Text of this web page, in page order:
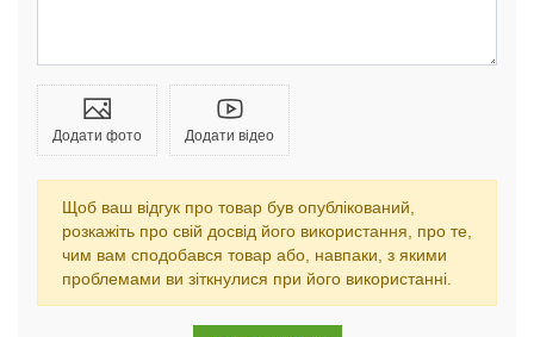
Додати фото Додати відео
Щоб ваш відгук про товар був опублікований,
розкажіть про свій досвід його використання, про те,
чим вам сподобався товар або, навпаки, з якими
проблемами ви зіткнулися при його використанні.